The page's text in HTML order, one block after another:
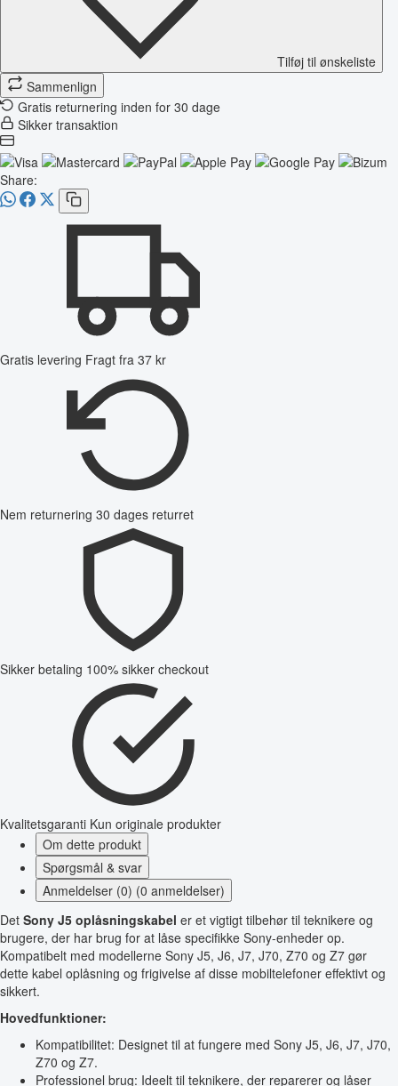
Tilføj til ønskeliste
Sammenlign
Gratis returnering inden for 30 dage
Sikker transaktion
Share:
Gratis levering Fragt fra 37 kr
Nem returnering 30 dages returret
Sikker betaling 100% sikker checkout
Kvalitetsgaranti Kun originale produkter
Om dette produkt
Spørgsmål & svar
Anmeldelser (0) (0 anmeldelser)
Det Sony J5 oplåsningskabel er et vigtigt tilbehør til teknikere og
brugere, der har brug for at låse specifikke Sony-enheder op.
Kompatibelt med modellerne Sony J5, J6, J7, J70, Z70 og Z7 gør
dette kabel oplåsning og frigivelse af disse mobiltelefoner effektivt og
sikkert.
Hovedfunktioner:
Kompatibilitet: Designet til at fungere med Sony J5, J6, J7, J70,
Z70 og Z7.
Professionel brug: Ideelt til teknikere, der reparerer og låser